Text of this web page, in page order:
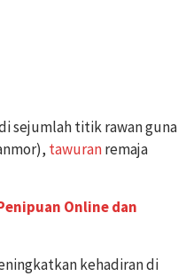
sejumlah titik rawan guna
tawuranremaja
Online dan
kehadiran di